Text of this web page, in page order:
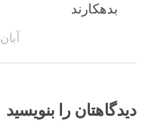
بدهکارند
آبان 21, 1398
دیدگاهتان را بنویسید